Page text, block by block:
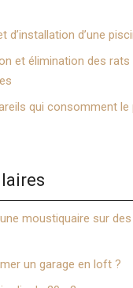
d’installation d’une
et élimination des
qui consomment le
moustiquaire sur
un garage en loft ?